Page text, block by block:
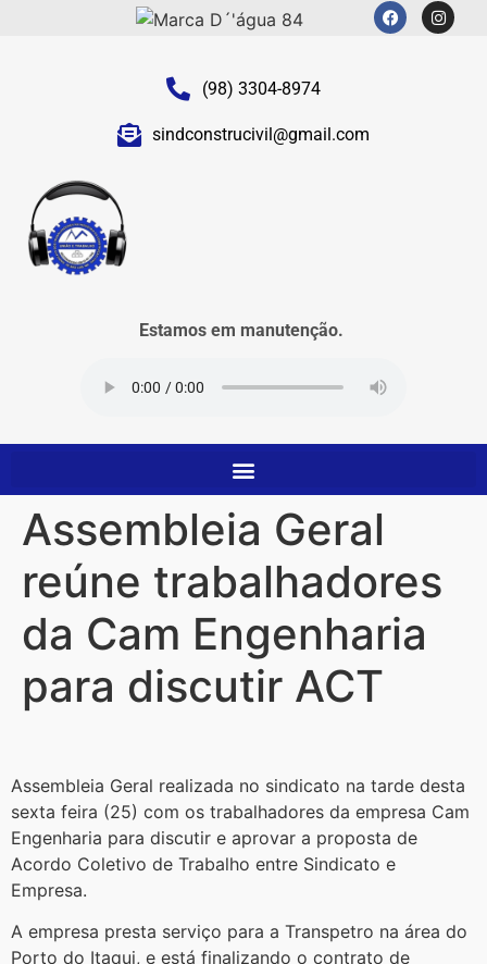
(98) 3304-8974
sindconstrucivil@gmail.com
Estamos em manutenção.
Assembleia Geral
reúne trabalhadores
da Cam Engenharia
para discutir ACT
Assembleia Geral realizada no sindicato na tarde desta
sexta feira (25) com os trabalhadores da empresa Cam
Engenharia para discutir e aprovar a proposta de
Acordo Coletivo de Trabalho entre Sindicato e
Empresa.
A empresa presta serviço para a Transpetro na área do
Porto do Itaqui, e está finalizando o contrato de